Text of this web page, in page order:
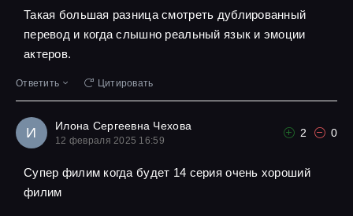
Такая большая разница смотреть дублированный
перевод и когда слышно реальный язык и эмоции
актеров.
Ответить Цитировать
И Илона Сергеевна Чехова
12 февраля 2025 16:59
2 0
Супер филим когда будет 14 серия очень хороший
филим